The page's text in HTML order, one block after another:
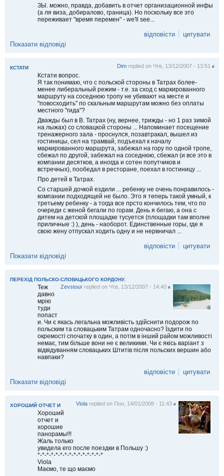
ЗЫ. можно, правда, добавить в отчет организационной инфы
(а ля виза, добиралово, граница). Но поскольку все это
переживает "время перемен" - we'll see...
відповісти
цитувати
Показати відповіді
КСТАТИ Dim replied on Чтв, 13/12/2007 - 13:51 #
Кстати вопрос.
Я так понимаю, что с польской стороны в Татрах более-
менее либеральный режим - т.е. за сход с маркированного
маршруту на соседнюю тропу не убивают на месте и
"повосходить" по скальным маршрутам можно без оплаты
местного "гида"?
Дважды был в В. Татрах (ну, вернее, трижды - но 1 раз зимой
на лыжах) со словацкой стороны ... Напоминает посещение
тренажерного зала - проснулся, позавтракал, вышел из
гостиницы, сел на трамвай, подъехал к началу
маркированного маршрута, забежал на гору по одной тропе,
сбежал по другой, забежал на соседнюю, сбежал (и все это в
компании десятков, а иногда и сотен попутчиков и
встречных), пообедал в ресторане, поехал в гостиницу ...
Про детей в Татрах.
Со старшей дочкой ездили ... ребенку не очень понравилось -
компании подходящей не было. Это я теперь такой умный, к
третьему ребенку - а тогда все прсто кончилось тем, что по
очереди с женой бегали по горам. День я бегаю, а она с
дитем на детской площадке тусуется (площадки там вполне
приличные :) ), день - наоборот. Единственные горы, где я
свою жену отпускал ходить одну и не нервничал ...
відповісти
цитувати
Показати відповіді
ПЕРЕХІД ПОЛЬСКО-СЛОВАЦЬКОГО КОРДОНУ.
Zevstourreplied on Чтв, 13/12/2007 - 14:40 #
Теж
давно
мрію
туди
попаст
и. Чи є якась легальна можливість здійснити подорож по
польским та словацьким Татрам одночасно? Їздити по
окремості спочатку в один, а потім в інший райом можливості
немає, тим більше вони не є великими. Чи є якісь варіант з
відвідуванням словацьких Штитів після польских вершин або
навпаки?
відповісти
цитувати
Показати відповіді
ХОРОШИЙ ОТЧЕТ И Violareplied on Пон, 14/01/2008 - 11:43 #
Хороший
отчет и
хорошие
панорамы!!!
Жаль только
увидела его после поездки в Польшу :)
*-*-*-*-*-*-*-*-*-*-*-*-*-*-*
Viola
Маємо, те що маємо